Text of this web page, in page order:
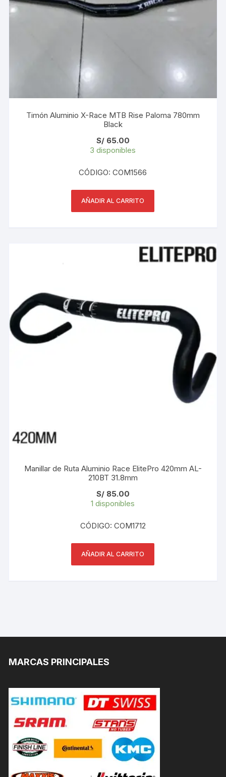
Timón Aluminio X-Race MTB Rise Paloma 780mm
Black
S/65.00
3 disponibles
CÓDIGO: COM1566
AÑADIR AL CARRITO
Manillar de Ruta Aluminio Race ElitePro 420mm AL-
210BT 31.8mm
S/85.00
1 disponibles
CÓDIGO: COM1712
AÑADIR AL CARRITO
MARCAS PRINCIPALES